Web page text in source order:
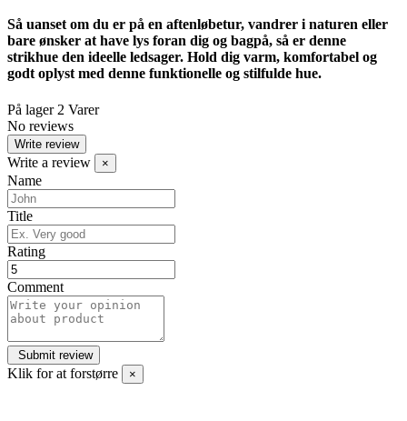
Så uanset om du er på en aftenløbetur, vandrer i naturen eller
bare ønsker at have lys foran dig og bagpå, så er denne
strikhue den ideelle ledsager. Hold dig varm, komfortabel og
godt oplyst med denne funktionelle og stilfulde hue.
På lager 2 Varer
No reviews
Write review
Write a review ×
Name
Title
Rating
Comment
Klik for at forstørre ×